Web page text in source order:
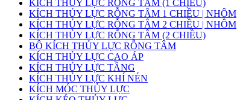
KÍCH THỦY LỰC RỖNG TÂM (1 CHIỀU)
KÍCH THỦY LỰC RỖNG TÂM 1 CHIỀU | NHÔM
KÍCH THỦY LỰC RỖNG TÂM 2 CHIỀU | NHÔM
KÍCH THỦY LỰC RỖNG TÂM (2 CHIỀU)
BỘ KÍCH THỦY LỰC RỖNG TÂM
KÍCH THỦY LỰC CAO ÁP
KÍCH THỦY LỰC TẦNG
KÍCH THỦY LỰC KHÍ NÉN
KÍCH MÓC THỦY LỰC